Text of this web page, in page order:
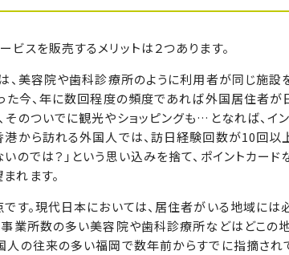
スを販売するメリットは２つあります。
、美容院や歯科診療所のように利用者が同じ施
た今、年に数回程度の頻度であれば外国居住者が
のついでに観光やショッピングも…となれば、イ
港から訪れる外国人では、訪日経験回数が10回以
のでは？」という思い込みを捨て、ポイントカー
れます。
す。現代日本においては、居住者がいる地域には
業所数の多い美容院や歯科診療所などはどこの
の往来の多い福岡で数年前からすでに指摘され